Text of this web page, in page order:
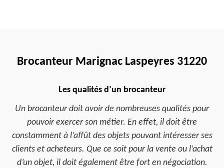
Brocanteur Marignac Laspeyres 31220
Les qualités d’un brocanteur
Un brocanteur doit avoir de nombreuses qualités pour
pouvoir exercer son métier. En effet, il doit être
constamment à l’affût des objets pouvant intéresser ses
clients et acheteurs. Que ce soit pour la vente ou l’achat
d’un objet, il doit également être fort en négociation.